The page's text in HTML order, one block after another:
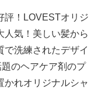
評！LOVESTオリジ
人気！美しい髪から
洗練されたデザイ
のヘアケア剤のプ
かれオリジナルシャ